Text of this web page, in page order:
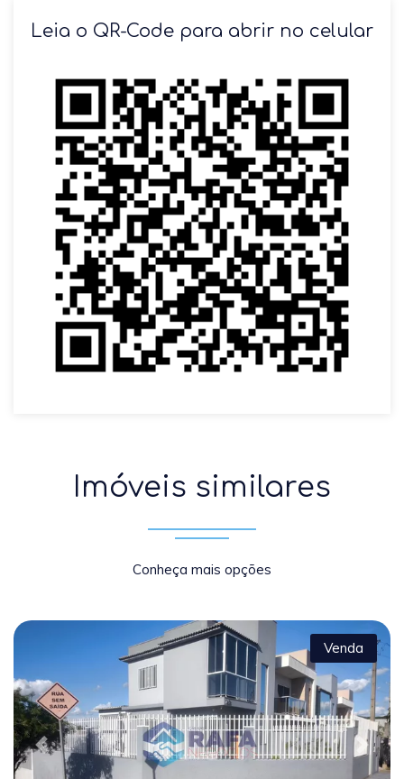
Leia o QR-Code para abrir no celular
Imóveis similares
Conheça mais opções
Previous Next
Venda